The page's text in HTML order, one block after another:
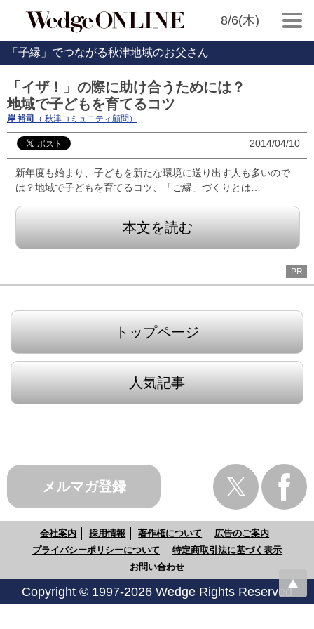
8/6(木)
「子縁」でつながる秋津地域のお父さん
「イザ！」の際に助け合うためには？
地域で子どもを育てるコツ
岸 裕司 （ 秋津コミュニティ顧問）
2014/04/10
新年度も始まり、子どもを新たな環境に送り出す人も多いので
は？地域で子どもを育てるコツ、「ご縁」づくりとは…
本文を読む
PR
トップページ
人気記事
メルマガ登録
会社案内 採用情報 著作権について
広告のご案内
プライバシーポリシーについて
特定商取引法に基づく表示
お問い合わせ
Copyright © 1997-2026 Wedge Rights Reserved